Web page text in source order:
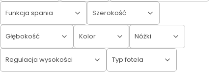
Funkcja spania Szerokość
Głębokość Kolor Nóżki
Regulacja wysokości Typ fotela